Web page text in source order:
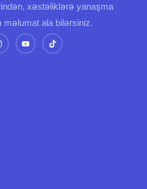
xəstəliklərə yanaşma
məlumat ala bilərsiniz.